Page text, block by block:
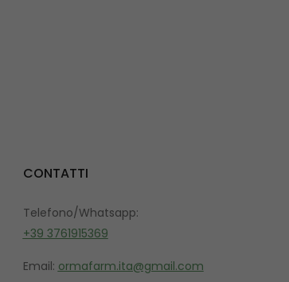
CONTATTI
Telefono/Whatsapp:
+39 3761915369
Email: ormafarm.ita@gmail.com